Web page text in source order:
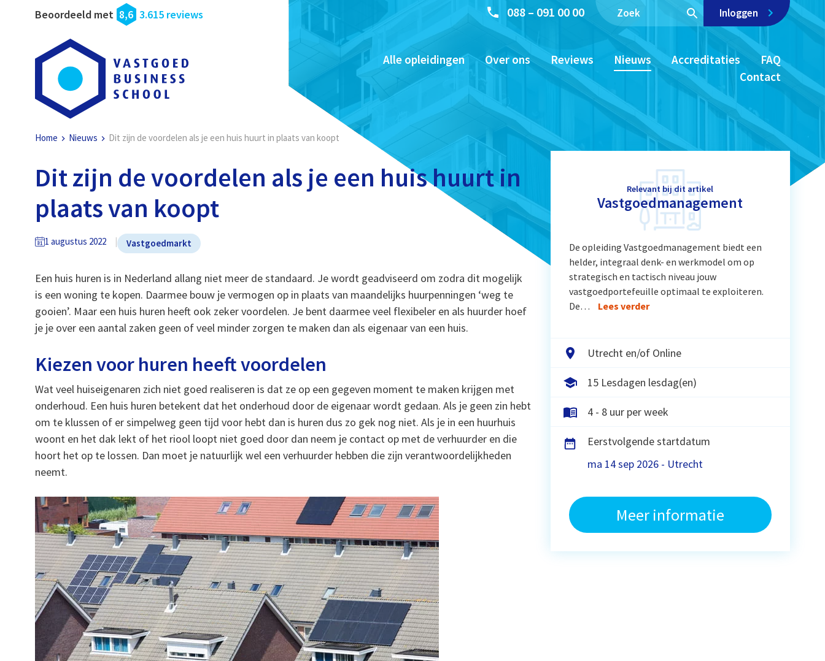
Beoordeeld met 8,6 3.615 reviews 088 – 091 00 00 Inloggen
Alle opleidingen Over ons Reviews Nieuws Accreditaties
FAQ
Contact
Home Nieuws Dit zijn de voordelen als je een huis huurt in plaats van koopt
Dit zijn de voordelen als je een huis huurt in
plaats van koopt
1 augustus 2022 Vastgoedmarkt
Een huis huren is in Nederland allang niet meer de standaard. Je wordt geadviseerd om zodra dit mogelijk
is een woning te kopen. Daarmee bouw je vermogen op in plaats van maandelijks huurpenningen ‘weg te
gooien’. Maar een huis huren heeft ook zeker voordelen. Je bent daarmee veel flexibeler en als huurder hoef
je je over een aantal zaken geen of veel minder zorgen te maken dan als eigenaar van een huis.
Kiezen voor huren heeft voordelen
Wat veel huiseigenaren zich niet goed realiseren is dat ze op een gegeven moment te maken krijgen met
onderhoud. Een huis huren betekent dat het onderhoud door de eigenaar wordt gedaan. Als je geen zin hebt
om te klussen of er simpelweg geen tijd voor hebt dan is huren dus zo gek nog niet. Als je in een huurhuis
woont en het dak lekt of het riool loopt niet goed door dan neem je contact op met de verhuurder en die
hoort het op te lossen. Dan moet je natuurlijk wel een verhuurder hebben die zijn verantwoordelijkheden
neemt.
Relevant bij dit artikel
Vastgoedmanagement
De opleiding Vastgoedmanagement biedt een
helder, integraal denk- en werkmodel om op
strategisch en tactisch niveau jouw
vastgoedportefeuille optimaal te exploiteren.
De…
Lees verder
Utrecht en/of Online
15 Lesdagen lesdag(en)
4 - 8 uur per week
Eerstvolgende startdatum
ma 14 sep 2026 - Utrecht
Meer informatie